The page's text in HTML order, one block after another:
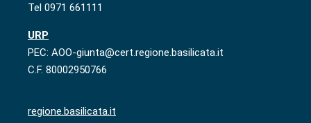
Tel 0971 661111
URP
PEC: AOO-giunta@cert.regione.basilicata.it
C.F. 80002950766
regione.basilicata.it